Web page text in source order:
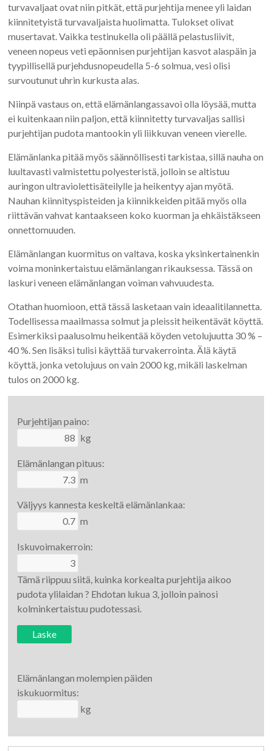
turvavaljaat ovat niin pitkät, että purjehtija menee yli laidan
kiinnitetyistä turvavaljaista huolimatta. Tulokset olivat
musertavat. Vaikka testinukella oli päällä pelastusliivit,
veneen nopeus veti epäonnisen purjehtijan kasvot alaspäin ja
tyypillisellä purjehdusnopeudella 5-6 solmua, vesi olisi
survoutunut uhrin kurkusta alas.
Niinpä vastaus on, että elämänlangassavoi olla löysää, mutta
ei kuitenkaan niin paljon, että kiinnitetty turvavaljas sallisi
purjehtijan pudota mantookin yli liikkuvan veneen vierelle.
Elämänlanka pitää myös säännöllisesti tarkistaa, sillä nauha on
luultavasti valmistettu polyesteristä, jolloin se altistuu
auringon ultraviolettisäteilylle ja heikentyy ajan myötä.
Nauhan kiinnityspisteiden ja kiinnikkeiden pitää myös olla
riittävän vahvat kantaakseen koko kuorman ja ehkäistäkseen
onnettomuuden.
Elämänlangan kuormitus on valtava, koska yksinkertainenkin
voima moninkertaistuu elämänlangan rikauksessa. Tässä on
laskuri veneen elämänlangan voiman vahvuudesta.
Otathan huomioon, että tässä lasketaan vain ideaalitilannetta.
Todellisessa maailmassa solmut ja pleissit heikentävät köyttä.
Esimerkiksi paalusolmu heikentää köyden vetolujuutta 30 % –
40 %. Sen lisäksi tulisi käyttää turvakerrointa. Älä käytä
köyttä, jonka vetolujuus on vain 2000 kg, mikäli laskelman
tulos on 2000 kg.
Purjehtijan paino:
kg
Elämänlangan pituus:
m
Väljyys kannesta keskeltä elämänlankaa:
m
Iskuvoimakerroin:
Tämä riippuu siitä, kuinka korkealta purjehtija aikoo
pudota ylilaidan ? Ehdotan lukua 3, jolloin painosi
kolminkertaistuu pudotessasi.
Elämänlangan molempien päiden
iskukuormitus:
kg